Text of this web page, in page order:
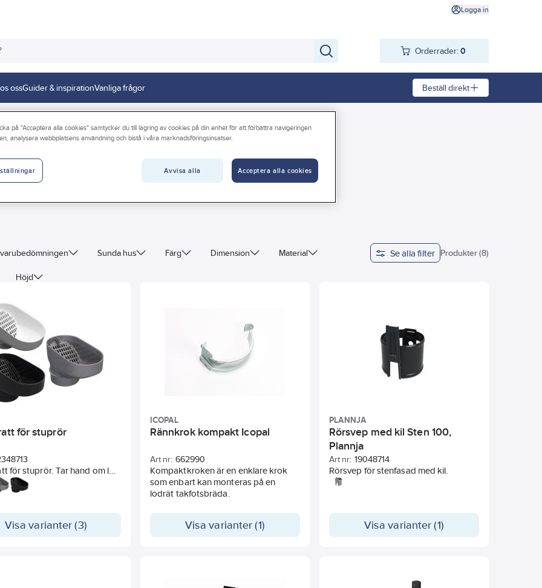
Logga in
Orderrader: 0
ossGuider & inspirationVanliga frågor Beställ direkt
Sunda hus Färg Dimension Material
Höjd
Se alla filter Produkter (8)
för stuprör
för stuprör. Tar hand om löv
nedfall som kommer ner
via regnvattnet och
av HD-polyeten och kan
Visa varianter (3)
ICOPAL
Rännkrok kompakt Icopal
Art nr: 662990
Kompaktkroken är en enklare krok
som enbart kan monteras på en
lodrät takfotsbräda.
Visa varianter (1)
PLANNJA
Rörsvep med kil Sten 100,
Plannja
Art nr: 19048714
Rörsvep för stenfasad med kil.
Visa varianter (1)
på "Acceptera alla cookies" samtycker du till lagring av cookies på din enhet för att förbättra navigeringen
analysera webbplatsens användning och bistå i våra marknadsföringsinsatser.
Avvisa alla Acceptera alla cookies